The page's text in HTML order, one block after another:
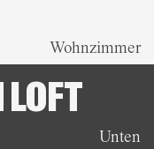
Wohnzimmer
LOFT
Unten